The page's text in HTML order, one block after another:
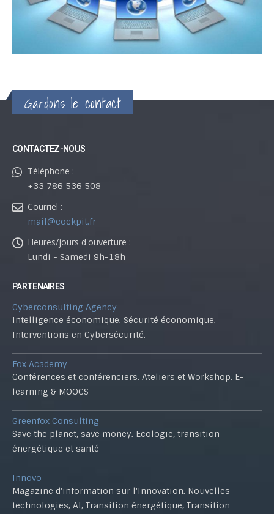
Gardons le contact
CONTACTEZ-NOUS
Téléphone :
+33 786 536 508
Courriel :
mail@cockpit.fr
Heures/jours d'ouverture :
Lundi - Samedi 9h-18h
PARTENAIRES
Cyberconsulting Agency
Intelligence économique. Sécurité économique.
Interventions en Cybersécurité.
Fox Academy
Conférences et conférenciers. Ateliers et Workshop. E-
learning & MOOCS
Greenfox Consulting
Save the planet, save money. Ecologie, transition
énergétique et santé
Innovo
Magazine d'information sur l'Innovation. Nouvelles
technologies, AI, Transition énergétique, Transition